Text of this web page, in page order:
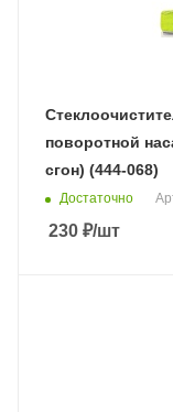
поворотной
сгон) (444-068)
Достаточно
230 ₽/шт